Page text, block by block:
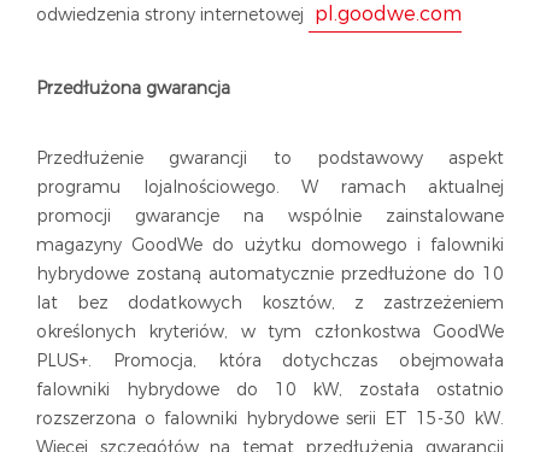
odwiedzenia strony internetowej
pl.goodwe.com
Przedłużona gwarancja
Przedłużenie gwarancji to podstawowy aspekt
programu lojalnościowego. W ramach aktualnej
promocji gwarancje na wspólnie zainstalowane
magazyny GoodWe do użytku domowego i falowniki
hybrydowe zostaną automatycznie przedłużone do 10
lat bez dodatkowych kosztów, z zastrzeżeniem
określonych kryteriów, w tym członkostwa GoodWe
PLUS+. Promocja, która dotychczas obejmowała
falowniki hybrydowe do 10 kW, została ostatnio
rozszerzona o falowniki hybrydowe serii ET 15-30 kW.
Więcej szczegółów na temat przedłużenia gwarancji